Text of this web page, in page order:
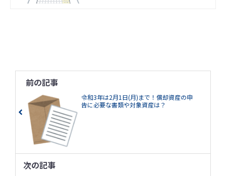
前の記事
令和3年は2月1日(月)まで！償却資産の申
告に必要な書類や対象資産は？
次の記事